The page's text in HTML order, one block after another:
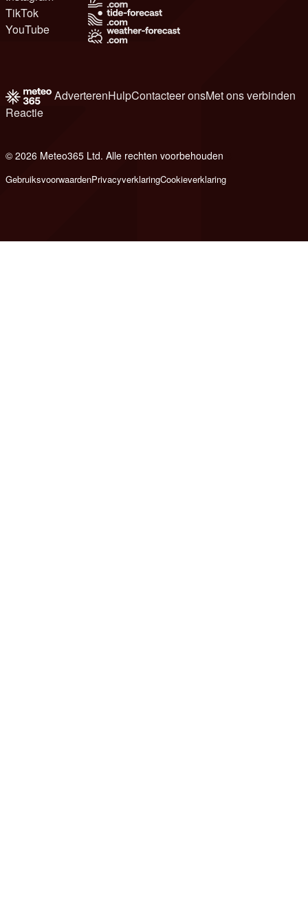
TikTok
YouTube
AdverterenHulpContacteer onsMet ons verbinden
Reactie
© 2026 Meteo365 Ltd. Alle rechten voorbehouden
GebruiksvoorwaardenPrivacyverklaringCookieverklaring